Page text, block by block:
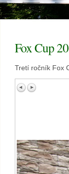
Fox Cup
Tretí ročník Fox